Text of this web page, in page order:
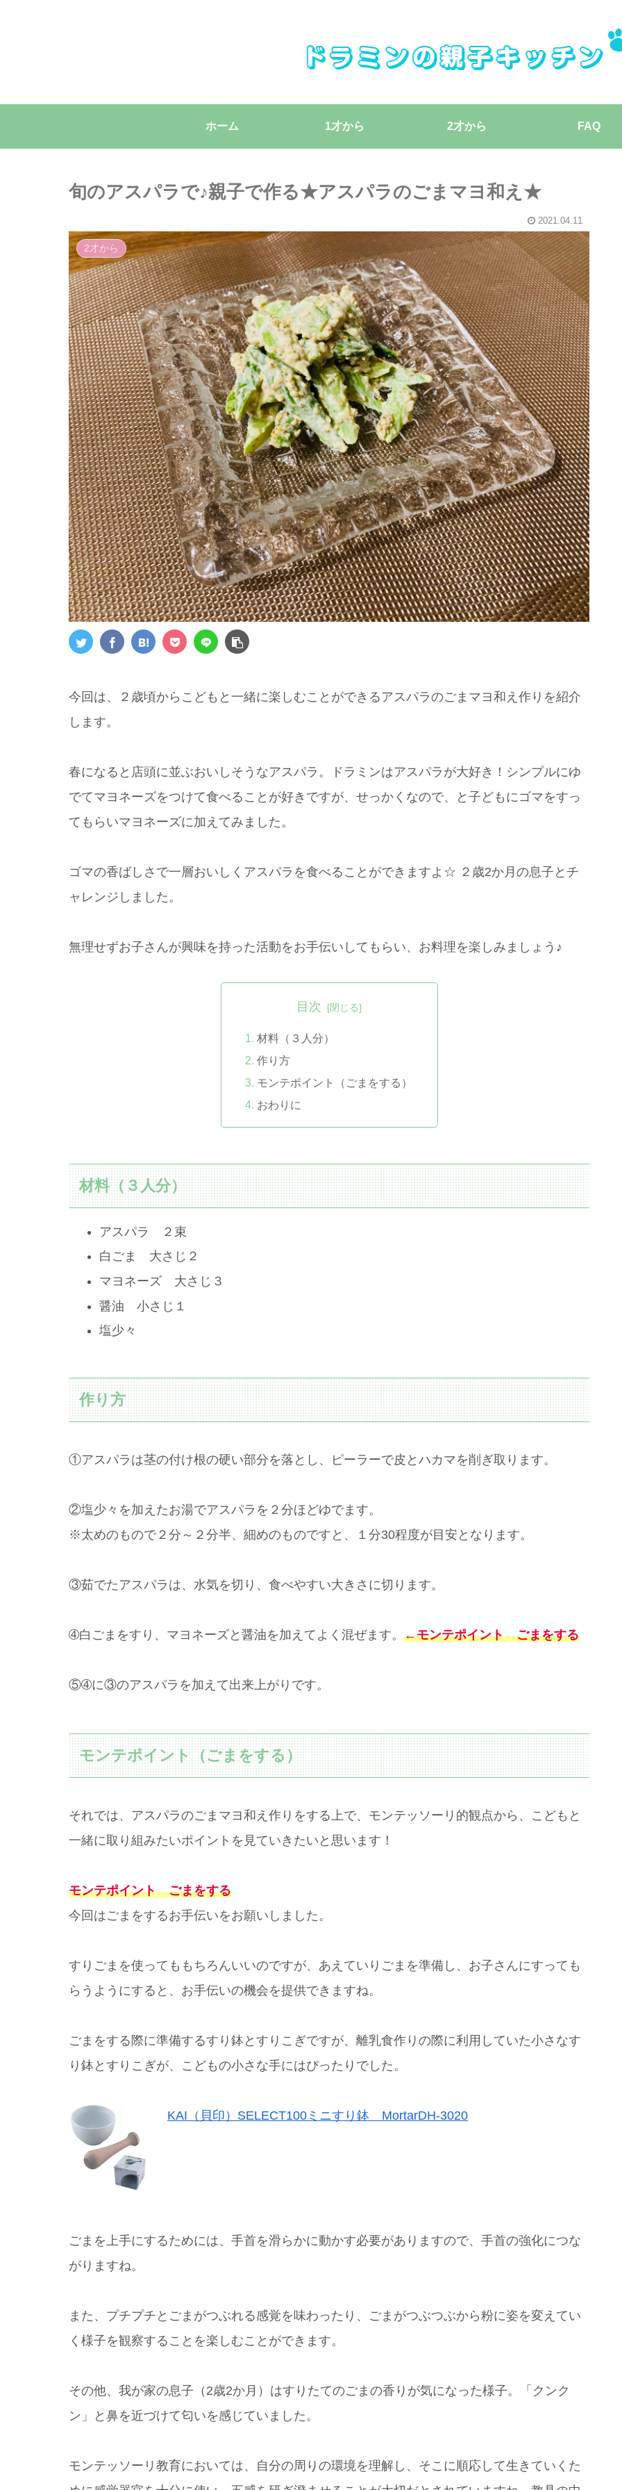
ホーム 1才から 2才から FAQ
旬のアスパラで♪親子で作る★アスパラのごまマヨ和え★
2021.04.11
2才から
今回は、２歳頃からこどもと一緒に楽しむことができるアスパラのごまマヨ和え作りを紹介
します。
春になると店頭に並ぶおいしそうなアスパラ。ドラミンはアスパラが大好き！シンプルにゆ
でてマヨネーズをつけて食べることが好きですが、せっかくなので、と子どもにゴマをすっ
てもらいマヨネーズに加えてみました。
ゴマの香ばしさで一層おいしくアスパラを食べることができますよ☆ ２歳2か月の息子とチ
ャレンジしました。
無理せずお子さんが興味を持った活動をお手伝いしてもらい、お料理を楽しみましょう♪
目次
材料（３人分）
作り方
モンテポイント（ごまをする）
おわりに
材料（３人分）
アスパラ ２束
白ごま 大さじ２
マヨネーズ 大さじ３
醤油 小さじ１
塩少々
作り方
①アスパラは茎の付け根の硬い部分を落とし、ピーラーで皮とハカマを削ぎ取ります。
②塩少々を加えたお湯でアスパラを２分ほどゆでます。
※太めのもので２分～２分半、細めのものですと、１分30程度が目安となります。
③茹でたアスパラは、水気を切り、食べやすい大きさに切ります。
➃白ごまをすり、マヨネーズと醤油を加えてよく混ぜます。 ←モンテポイント ごまをする
⑤➃に③のアスパラを加えて出来上がりです。
モンテポイント（ごまをする）
それでは、アスパラのごまマヨ和え作りをする上で、モンテッソーリ的観点から、こどもと
一緒に取り組みたいポイントを見ていきたいと思います！
モンテポイント ごまをする
今回はごまをするお手伝いをお願いしました。
すりごまを使ってももちろんいいのですが、あえていりごまを準備し、お子さんにすっても
らうようにすると、お手伝いの機会を提供できますね。
ごまをする際に準備するすり鉢とすりこぎですが、離乳食作りの際に利用していた小さなす
り鉢とすりこぎが、こどもの小さな手にはぴったりでした。
KAI（貝印）SELECT100ミニすり鉢 MortarDH-3020
ごまを上手にするためには、手首を滑らかに動かす必要がありますので、手首の強化につな
がりますね。
また、プチプチとごまがつぶれる感覚を味わったり、ごまがつぶつぶから粉に姿を変えてい
く様子を観察することを楽しむことができます。
その他、我が家の息子（2歳2か月）はすりたてのごまの香りが気になった様子。「クンク
ン」と鼻を近づけて匂いを感じていました。
モンテッソーリ教育においては、自分の周りの環境を理解し、そこに順応して生きていくた